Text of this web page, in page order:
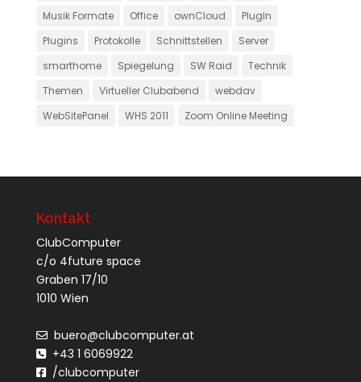
Musik Formate
Office ownCloud
PlugIn
Plugins
Protokolle Schnittstellen
Server
smarthome
Spiegelung SW Raid
Technik
Themen
Virtueller Clubabend
webdav
WebSitePanel
WHS 2011 Zoom Online Meeting
Kontakt
ClubComputer
c/o 4future space
Graben 17/10
1010 Wien
buero@clubcomputer.at
+43 1 6069922
/clubcomputer